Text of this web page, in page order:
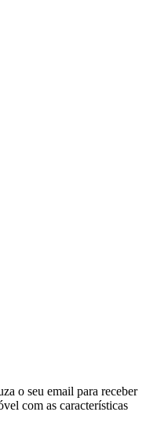
o seu email para receber
com as características